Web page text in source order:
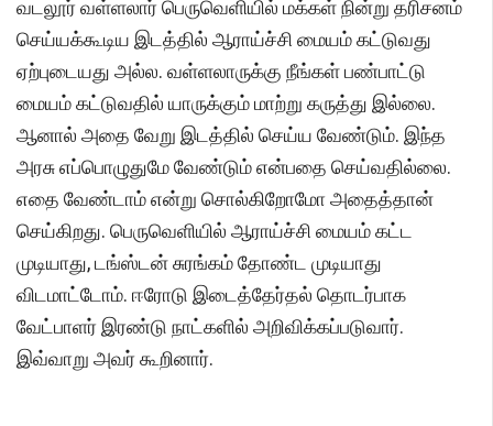
வடலூர் வள்ளலார் பெருவெளியில் மக்கள் நின்று தரிசனம்
செய்யக்கூடிய இடத்தில் ஆராய்ச்சி மையம் கட்டுவது
ஏற்புடையது அல்ல. வள்ளலாருக்கு நீங்கள் பண்பாட்டு
மையம் கட்டுவதில் யாருக்கும் மாற்று கருத்து இல்லை.
ஆனால் அதை வேறு இடத்தில் செய்ய வேண்டும். இந்த
அரசு எப்பொழுதுமே வேண்டும் என்பதை செய்வதில்லை.
எதை வேண்டாம் என்று சொல்கிறோமோ அதைத்தான்
செய்கிறது. பெருவெளியில் ஆராய்ச்சி மையம் கட்ட
முடியாது, டங்ஸ்டன் சுரங்கம் தோண்ட முடியாது
விடமாட்டோம். ஈரோடு இடைத்தேர்தல் தொடர்பாக
வேட்பாளர் இரண்டு நாட்களில் அறிவிக்கப்படுவார்.
இவ்வாறு அவர் கூறினார்.